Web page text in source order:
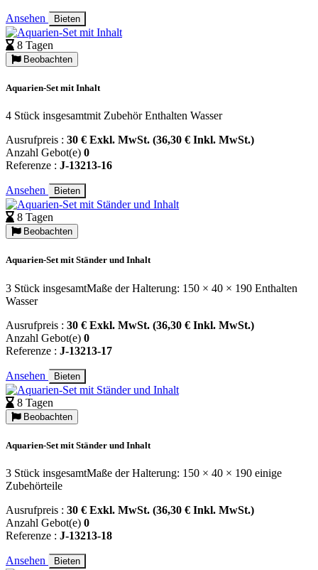
Ansehen Bieten
8 Tagen
Beobachten
Aquarien-Set mit Inhalt
4 Stück insgesamtmit Zubehör Enthalten Wasser
Ausrufpreis : 30 € Exkl. MwSt. (36,30 € Inkl. MwSt.)
Anzahl Gebot(e) 0
Referenze : J-13213-16
Ansehen Bieten
8 Tagen
Beobachten
Aquarien-Set mit Ständer und Inhalt
3 Stück insgesamtMaße der Halterung: 150 × 40 × 190 Enthalten
Wasser
Ausrufpreis : 30 € Exkl. MwSt. (36,30 € Inkl. MwSt.)
Anzahl Gebot(e) 0
Referenze : J-13213-17
Ansehen Bieten
8 Tagen
Beobachten
Aquarien-Set mit Ständer und Inhalt
3 Stück insgesamtMaße der Halterung: 150 × 40 × 190 einige
Zubehörteile
Ausrufpreis : 30 € Exkl. MwSt. (36,30 € Inkl. MwSt.)
Anzahl Gebot(e) 0
Referenze : J-13213-18
Ansehen Bieten